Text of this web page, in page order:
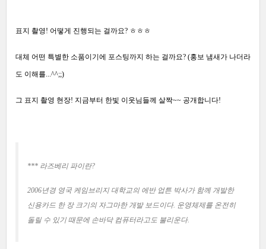
표지 촬영! 어떻게 진행되는 걸까요? ㅎㅎㅎ
대체 어떤 특별한 소품이기에 포스팅까지 하는 걸까요? (홍보 냄새가 나더라
도 이해를...^^;;)
그 표지 촬영 현장! 지금부터 한빛 이웃님들께 살짝~~ 공개합니다!
*** 라즈베리 파이란?
2006년경 영국 케임브리지 대학교의 에반 업튼 박사가 함께 개발한
신용카드 한 장 크기의 자그마한 개발 보드이다. 운영체제를 온전히
돌릴 수 있기 때문에 손바닥 컴퓨터라고도 불리운다.